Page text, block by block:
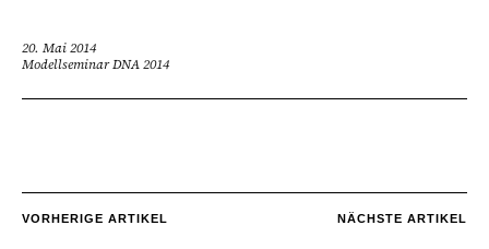
20. Mai 2014
Modellseminar DNA 2014
VORHERIGE ARTIKEL NÄCHSTE ARTIKEL